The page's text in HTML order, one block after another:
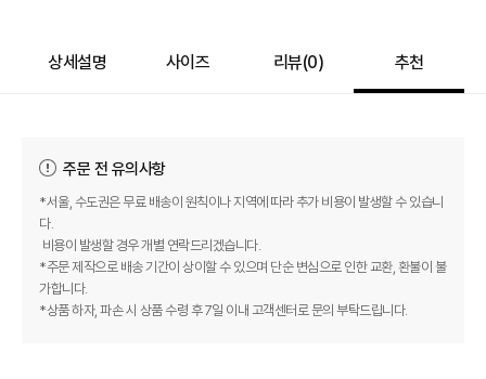
상세설명 사이즈 리뷰(0) 추천
주문 전 유의사항
*서울, 수도권은 무료 배송이 원칙이나 지역에 따라 추가 비용이 발생할 수 있습니
다.
비용이 발생할 경우 개별 연락드리겠습니다.
*주문 제작으로 배송 기간이 상이할 수 있으며 단순 변심으로 인한 교환, 환불이 불
가합니다.
*상품 하자, 파손 시 상품 수령 후 7일 이내 고객센터로 문의 부탁드립니다.